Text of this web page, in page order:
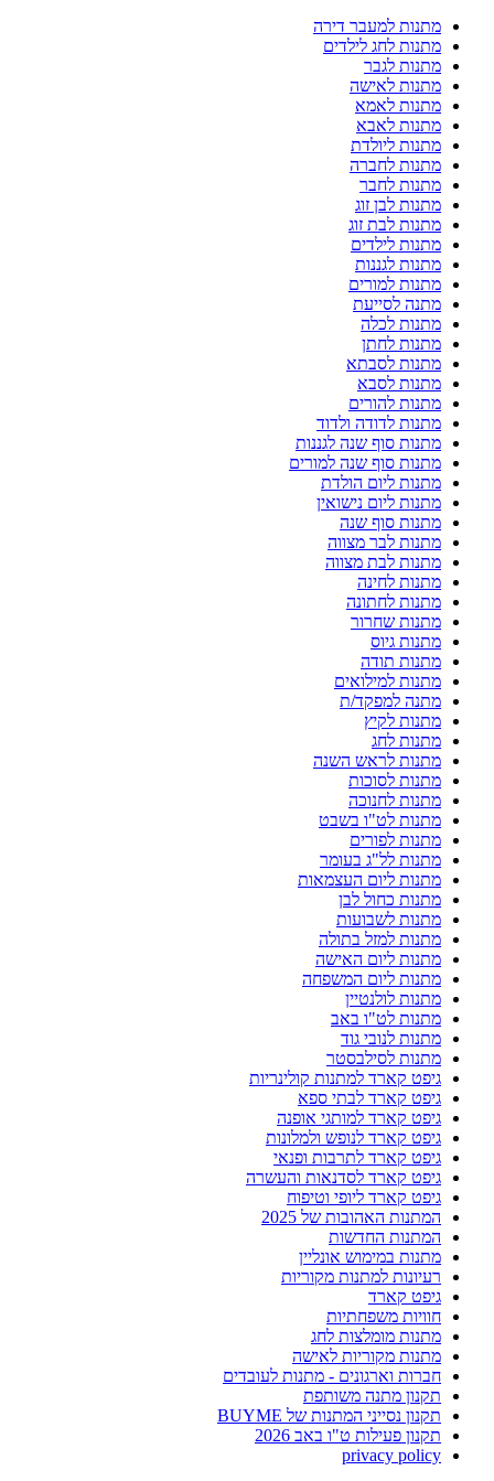
מתנות למעבר דירה
מתנות לחג לילדים
מתנות לגבר
מתנות לאישה
מתנות לאמא
מתנות לאבא
מתנות ליולדת
מתנות לחברה
מתנות לחבר
מתנות לבן זוג
מתנות לבת זוג
מתנות לילדים
מתנות לגננות
מתנות למורים
מתנה לסייעת
מתנות לכלה
מתנות לחתן
מתנות לסבתא
מתנות לסבא
מתנות להורים
מתנות לדודה ולדוד
מתנות סוף שנה לגננות
מתנות סוף שנה למורים
מתנות ליום הולדת
מתנות ליום נישואין
מתנות סוף שנה
מתנות לבר מצווה
מתנות לבת מצווה
מתנות לחינה
מתנות לחתונה
מתנות שחרור
מתנות גיוס
מתנות תודה
מתנות למילואים
מתנה למפקד/ת
מתנות לקיץ
מתנות לחג
מתנות לראש השנה
מתנות לסוכות
מתנות לחנוכה
מתנות לט"ו בשבט
מתנות לפורים
מתנות לל"ג בעומר
מתנות ליום העצמאות
מתנות כחול לבן
מתנות לשבועות
מתנות למזל בתולה
מתנות ליום האישה
מתנות ליום המשפחה
מתנות לולנטיין
מתנות לט"ו באב
מתנות לנובי גוד
מתנות לסילבסטר
גיפט קארד למתנות קולינריות
גיפט קארד לבתי ספא
גיפט קארד למותגי אופנה
גיפט קארד לנופש ולמלונות
גיפט קארד לתרבות ופנאי
גיפט קארד לסדנאות והעשרה
גיפט קארד ליופי וטיפוח
המתנות האהובות של 2025
המתנות החדשות
מתנות במימוש אונליין
רעיונות למתנות מקוריות
גיפט קארד
חוויות משפחתיות
מתנות מומלצות לחג
מתנות מקוריות לאישה
חברות וארגונים - מתנות לעובדים
תקנון מתנה משותפת
תקנון נסייני המתנות של BUYME
תקנון פעילות ט"ו באב 2026
privacy policy